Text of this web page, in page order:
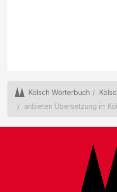
Kölsch Wörterbuch
anbieten Übersetzung im